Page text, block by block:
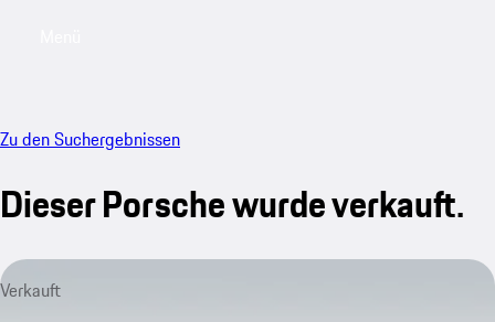
Zu den Suchergebnissen
Dieser Porsche wurde verkauft.
Verkauft